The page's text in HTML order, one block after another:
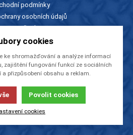
podmínky
osobních údajů
Ke stažení
Značky
a katalogy
Zboží v akci
a katalogy
Rady a tipy
cookies
ke shromažďování a analýze informací
zajištění fungování funkcí ze sociálních
a přizpůsobení obsahu a reklam.
Povolit cookies
cookies